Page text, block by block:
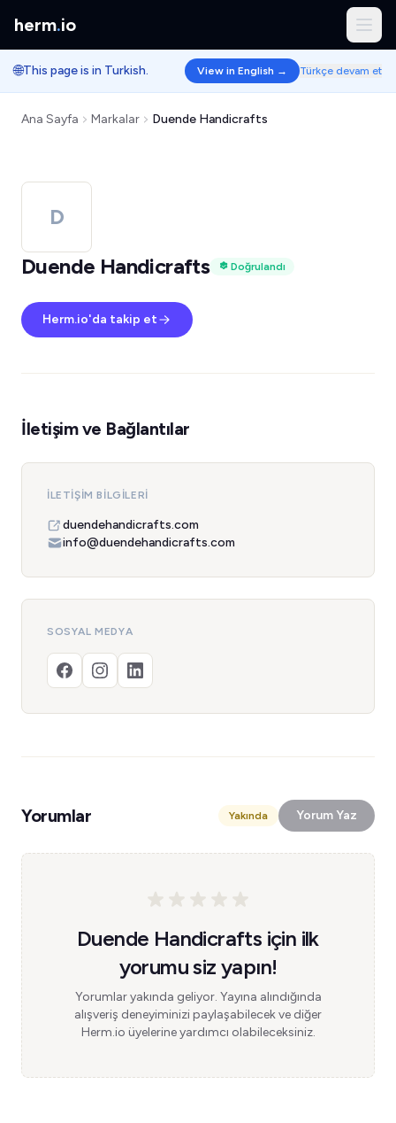
herm.io
🌐This page is in Turkish. View in English → Türkçe devam et
Ana Sayfa Markalar Duende Handicrafts
D
Duende Handicrafts
Doğrulandı
Herm.io'da takip et
İletişim ve Bağlantılar
İLETIŞIM BILGILERI
duendehandicrafts.com
info@duendehandicrafts.com
SOSYAL MEDYA
Yorumlar Yakında Yorum Yaz
Duende Handicrafts için ilk
yorumu siz yapın!
Yorumlar yakında geliyor. Yayına alındığında
alışveriş deneyiminizi paylaşabilecek ve diğer
Herm.io üyelerine yardımcı olabileceksiniz.